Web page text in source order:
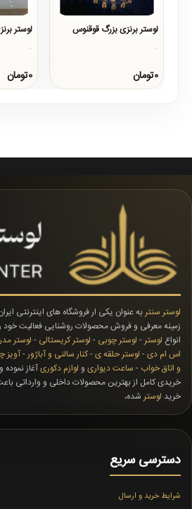
لوستر برنزی بزرگ قوقنوس
..
0تومان
لوستر
..
0تومان
لوستر سنتر به عنوان یکی ار فروشگاه های اینترنتی
زمینه معرفی و فروش محصولات روشنایی فعالیت
انواع لوستر - لوستر چوبی - لوستر کریستالی - لوستر
اس ام دی- لوستر حلقه ی-کنار سالنی و آباژور-آویز
و اتاق خواب - ساعت دیواری و لوازم دکوریآغاز
خریدی کامل از بهترین محصولات داخلی و وارداتی
خرید لوستر شده،
دسترسی سریع
شرایط خرید و ارسال